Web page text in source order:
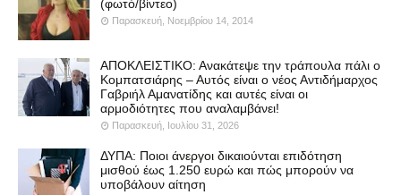
(φωτό/βίντεο)
Παρασκευή, Νοεμβρίου 14, 2014
ΑΠΟΚΛΕΙΣΤΙΚΟ: Ανακάτεψε την τράπουλα πάλι ο
Κομπατσιάρης – Αυτός είναι ο νέος Αντιδήμαρχος
Γαβριήλ Αμανατίδης και αυτές είναι οι
αρμοδιότητες που αναλαμβάνει!
Παρασκευή, Ιουλίου 31, 2026
ΔΥΠΑ: Ποιοι άνεργοι δικαιούνται επιδότηση
μισθού έως 1.250 ευρώ και πώς μπορούν να
υποβάλουν αίτηση